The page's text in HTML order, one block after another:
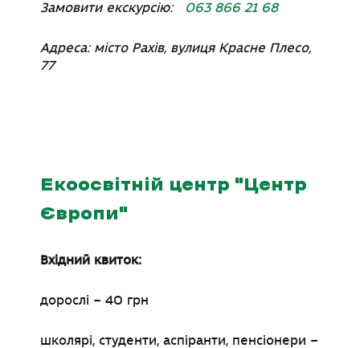
Замовити екскурсію: 063 866 21 68
Адреса: місто Рахів, вулиця Красне Плесо,
77
Екоосвітній центр " Центр
Європи"
Вхідний квиток:
дорослі – 40 грн
школярі, студенти, аспіранти, пенсіонери –